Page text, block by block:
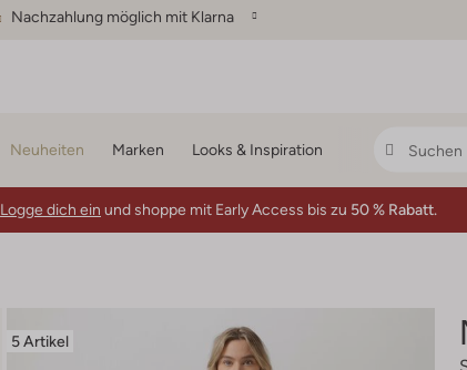
Nachzahlung möglich mit Klarna
Neuheiten Marken Looks & Inspiration
Logge dich ein und shoppe mit Early Access bis zu 50 % Rabatt.
5 Artikel